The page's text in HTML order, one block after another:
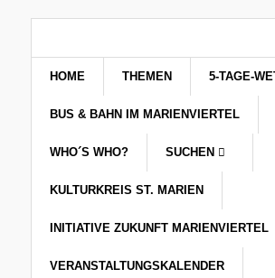
HOME THEMEN 5-TAGE-
BUS & BAHN IM MARIENVIERTEL
WHO´S WHO? SUCHEN
KULTURKREIS ST. MARIEN
INITIATIVE ZUKUNFT MARIENVIERTEL
VERANSTALTUNGSKALENDER